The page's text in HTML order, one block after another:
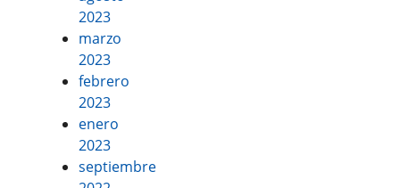
2023
marzo
2023
febrero
2023
enero
2023
septiembre